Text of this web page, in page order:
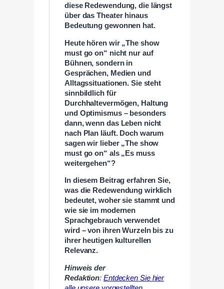
diese Redewendung, die längst
über das Theater hinaus
Bedeutung gewonnen hat.
Heute hören wir „The show
must go on“ nicht nur auf
Bühnen, sondern in
Gesprächen, Medien und
Alltagssituationen. Sie steht
sinnbildlich für
Durchhaltevermögen, Haltung
und Optimismus – besonders
dann, wenn das Leben nicht
nach Plan läuft. Doch warum
sagen wir lieber „The show
must go on“ als „Es muss
weitergehen“?
In diesem Beitrag erfahren Sie,
was die Redewendung wirklich
bedeutet, woher sie stammt und
wie sie im modernen
Sprachgebrauch verwendet
wird – von ihren Wurzeln bis zu
ihrer heutigen kulturellen
Relevanz.
Hinweis der
Redaktion: Entdecken Sie hier